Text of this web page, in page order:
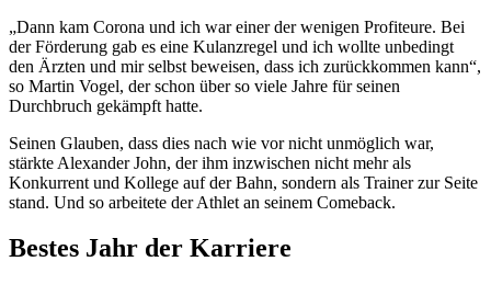
„Dann kam Corona und ich war einer der wenigen Profiteure. Bei
der Förderung gab es eine Kulanzregel und ich wollte unbedingt
den Ärzten und mir selbst beweisen, dass ich zurückkommen kann“,
so Martin Vogel, der schon über so viele Jahre für seinen
Durchbruch gekämpft hatte.
Seinen Glauben, dass dies nach wie vor nicht unmöglich war,
stärkte Alexander John, der ihm inzwischen nicht mehr als
Konkurrent und Kollege auf der Bahn, sondern als Trainer zur Seite
stand. Und so arbeitete der Athlet an seinem Comeback.
Bestes Jahr der Karriere